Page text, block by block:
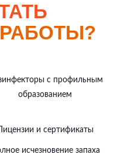
с профильным
образованием
и сертификаты
исчезновение запаха